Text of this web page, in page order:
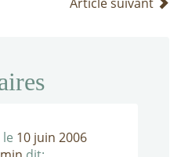
Article suivant
le 10 juin 2006